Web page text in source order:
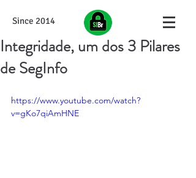
Since 2014
Integridade, um dos 3 Pilares
de SegInfo
https://www.youtube.com/watch?
v=gKo7qiAmHNE